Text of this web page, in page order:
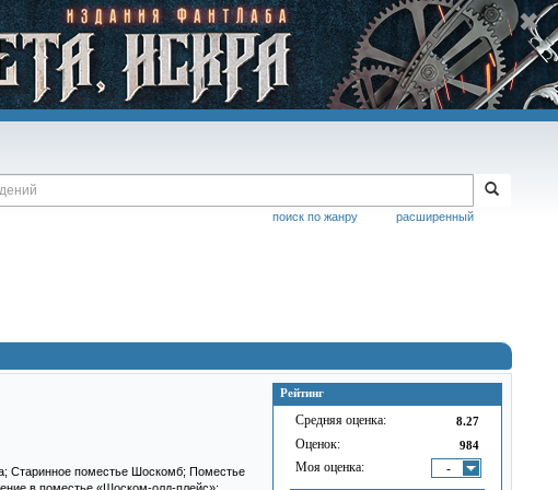
расширенный
поиск по жанру
Рейтинг
Средняя оценка: 8.27
Оценок: 984
Моя оценка: -
Старинное поместье Шоскомб; Поместье